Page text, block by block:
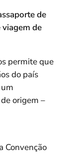
de
de
permite que
do país
origem –
Convenção